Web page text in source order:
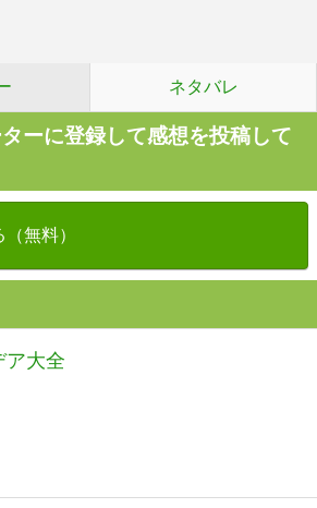
ネタバレ
ーに登録して感想を投稿して
無料）
ア大全